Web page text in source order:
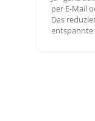
per E-Mail
Das
entspannte